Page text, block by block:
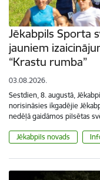
Jēkabpils Sporta
jauniem
“Krastu rumba”
03.08.2026.
Sestdien, 8. augustā,
norisināsies ikgadējie
nedēļā gaidāmos pilsētas
Jēkabpils novads